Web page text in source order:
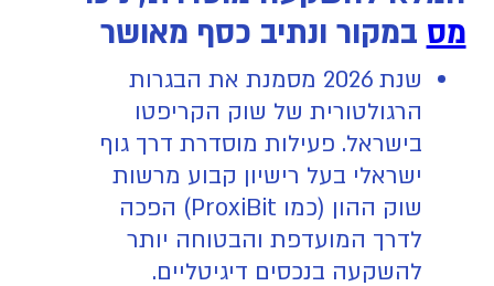
מס במקור ונתיב כסף מאושר
שנת 2026 מסמנת את הבגרות
הרגולטורית של שוק הקריפטו
בישראל. פעילות מוסדרת דרך גוף
ישראלי בעל רישיון קבוע מרשות
שוק ההון (כמו ProxiBit) הפכה
לדרך המועדפת והבטוחה יותר
להשקעה בנכסים דיגיטליים.